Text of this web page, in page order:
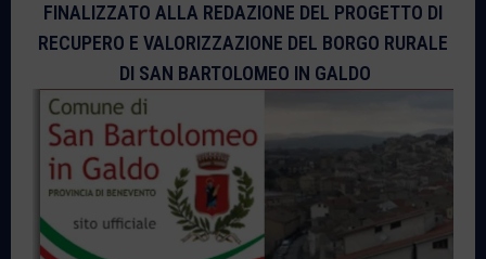
FINALIZZATO ALLA REDAZIONE DEL PROGETTO DI
RECUPERO E VALORIZZAZIONE DEL BORGO RURALE
DI SAN BARTOLOMEO IN GALDO